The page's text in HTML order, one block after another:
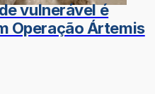
vulnerável é
Operação Ártemis